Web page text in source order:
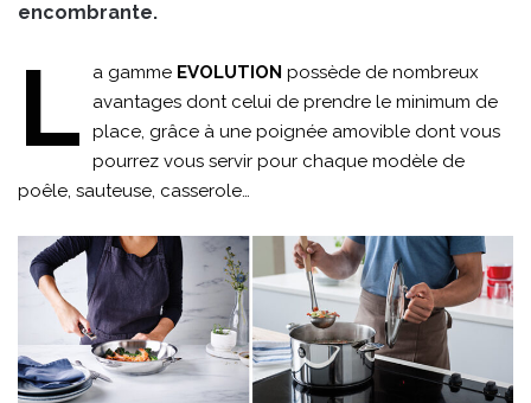
encombrante.
L a gamme EVOLUTION possède de nombreux
avantages dont celui de prendre le minimum de
place, grâce à une poignée amovible dont vous
pourrez vous servir pour chaque modèle de
poêle, sauteuse, casserole…